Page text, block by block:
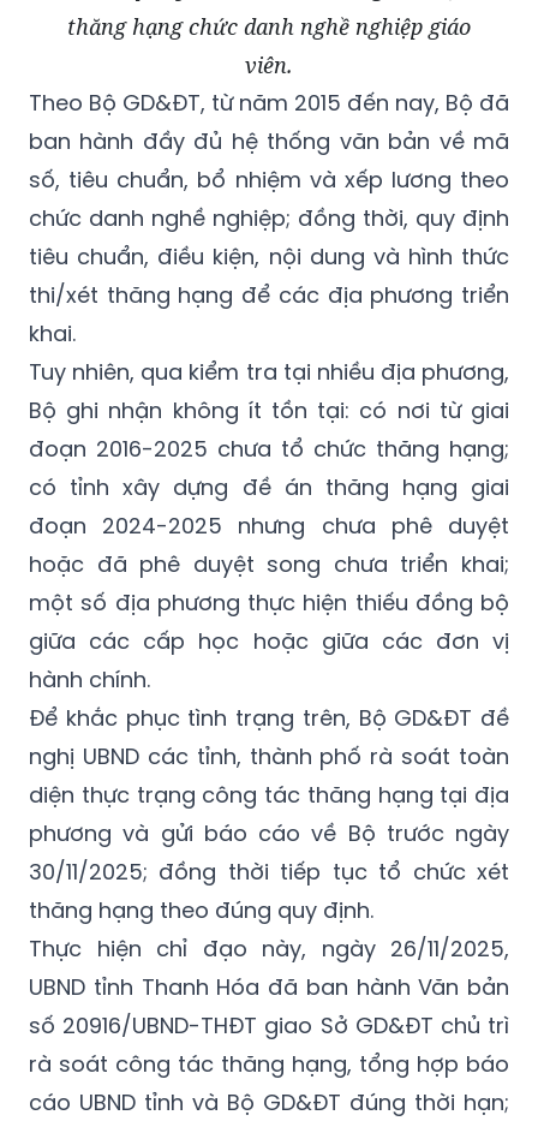
thăng hạng chức danh nghề nghiệp giáo
viên.
Theo Bộ GD&ĐT, từ năm 2015 đến nay, Bộ đã
ban hành đầy đủ hệ thống văn bản về mã
số, tiêu chuẩn, bổ nhiệm và xếp lương theo
chức danh nghề nghiệp; đồng thời, quy định
tiêu chuẩn, điều kiện, nội dung và hình thức
thi/xét thăng hạng để các địa phương triển
khai.
Tuy nhiên, qua kiểm tra tại nhiều địa phương,
Bộ ghi nhận không ít tồn tại: có nơi từ giai
đoạn 2016-2025 chưa tổ chức thăng hạng;
có tỉnh xây dựng đề án thăng hạng giai
đoạn 2024-2025 nhưng chưa phê duyệt
hoặc đã phê duyệt song chưa triển khai;
một số địa phương thực hiện thiếu đồng bộ
giữa các cấp học hoặc giữa các đơn vị
hành chính.
Để khắc phục tình trạng trên, Bộ GD&ĐT đề
nghị UBND các tỉnh, thành phố rà soát toàn
diện thực trạng công tác thăng hạng tại địa
phương và gửi báo cáo về Bộ trước ngày
30/11/2025; đồng thời tiếp tục tổ chức xét
thăng hạng theo đúng quy định.
Thực hiện chỉ đạo này, ngày 26/11/2025,
UBND tỉnh Thanh Hóa đã ban hành Văn bản
số 20916/UBND-THĐT giao Sở GD&ĐT chủ trì
rà soát công tác thăng hạng, tổng hợp báo
cáo UBND tỉnh và Bộ GD&ĐT đúng thời hạn;